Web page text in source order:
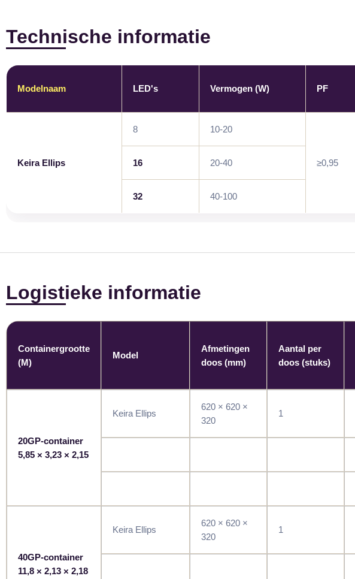
Technische informatie
Modelnaam LED's Vermogen (W) PF
Keira Ellips
8 10-20
≥0,95
16 20-40
32 40-100
Logistieke informatie
Containergrootte
(M)
Model
Afmetingen
doos (mm)
Aantal per
doos (stuks)
20GP-container
5,85 × 3,23 × 2,15
Keira Ellips
620 × 620 ×
320
1
40GP-container
11,8 × 2,13 × 2,18
Keira Ellips
620 × 620 ×
320
1